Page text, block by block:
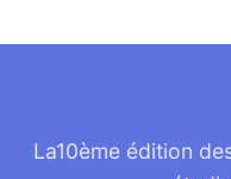
La10ème édition